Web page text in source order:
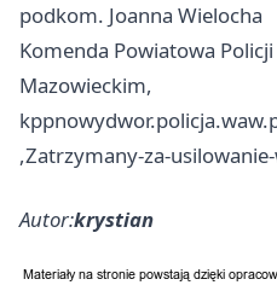
podkom. Joanna Wielocha
Komenda Powiatowa
Mazowieckim,
,Zatrzymany-za-
Autor:krystian